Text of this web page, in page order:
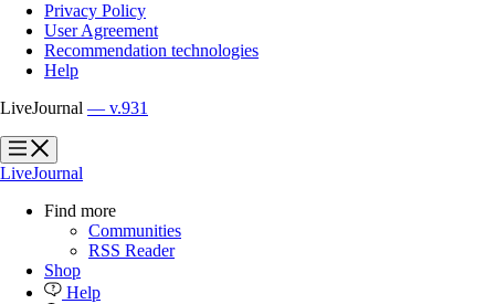
Privacy Policy
User Agreement
Recommendation technologies
Help
LiveJournal — v.931
?
?
LiveJournal
Find more
Communities
RSS Reader
Shop
Help